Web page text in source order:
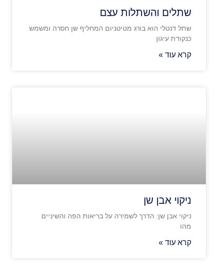
שתלים והשתלות עצם
שתל דנטלי הוא בורג מטיטניום המחליף שן חסרה ומשמש
כנקודת עיגון
קרא עוד »
ניקוי אבן שן
ניקוי אבן שן: הדרך לשמירה על בריאות הפה והשיניים
מהו
קרא עוד »